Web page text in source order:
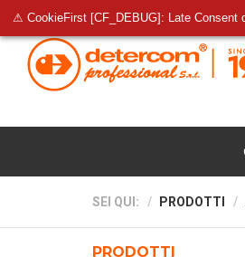
⚠ CookieFirst [CF_DEBUG]: Late Consent
SEI QUI: PRODOTTI
PRODOTTI